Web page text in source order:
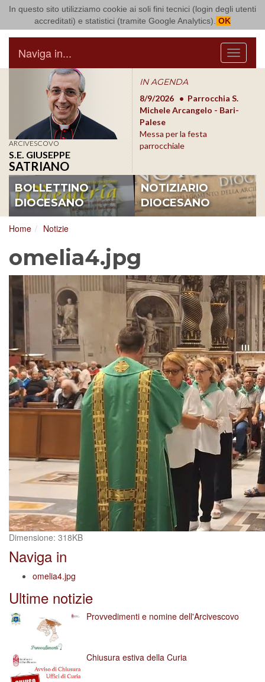
In questo sito utilizziamo cookie ai soli fini tecnici (login degli utenti
accreditati) e statistici (tramite Google Analytics). OK
Arcidiocesi di Bari Bitonto
Menu
Naviga in...
ARCIVESCOVO
S.E. GIUSEPPE
SATRIANO
IN AGENDA
8/17/2026
Conversano
Conferenza Episcopale
Pugliese
8/9/2026
Parrocchia S.
Michele Arcangelo - Bari-
Palese
Messa per la festa
parrocchiale
BOLLETTINO
DIOCESANO
NOTIZIARIO
DIOCESANO
Home Notizie
omelia4.jpg
Clicca
per
vedere
l'immagine
dimensioni
Dimensione: 318KB
Naviga in
omelia4.jpg
Ultime notizie
Provvedimenti e nomine dell'Arcivescovo
Chiusura estiva della Curia